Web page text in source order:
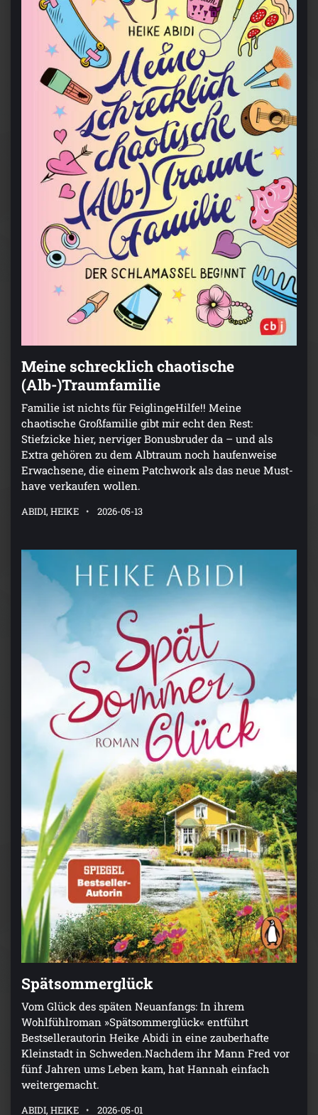
Meine schrecklich chaotische
(Alb-)Traumfamilie
Familie ist nichts für FeiglingeHilfe!! Meine
chaotische Großfamilie gibt mir echt den Rest:
Stiefzicke hier, nerviger Bonusbruder da – und als
Extra gehören zu dem Albtraum noch haufenweise
Erwachsene, die einem Patchwork als das neue Must-
have verkaufen wollen.
ABIDI, HEIKE 2026-05-13
Spätsommerglück
Vom Glück des späten Neuanfangs: In ihrem
Wohlfühlroman »Spätsommerglück« entführt
Bestsellerautorin Heike Abidi in eine zauberhafte
Kleinstadt in Schweden.Nachdem ihr Mann Fred vor
fünf Jahren ums Leben kam, hat Hannah einfach
weitergemacht.
ABIDI, HEIKE 2026-05-01